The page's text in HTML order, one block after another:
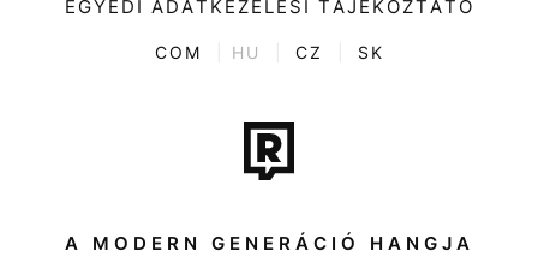
ENTR
Tech-Tudomány
Sport
Társadalom
EGYEDI ADATKEZELÉSI TÁJÉKOZTATÓ
COM HU CZ SK
A MODERN GENERÁCIÓ HANGJA